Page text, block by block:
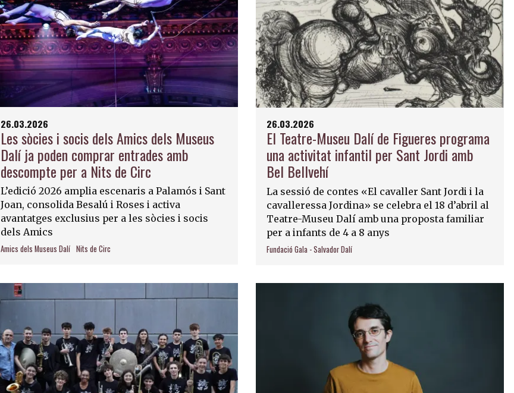
26.03.2026
Les sòcies i socis dels Amics dels Museus
Dalí ja poden comprar entrades amb
descompte per a Nits de Circ
L’edició 2026 amplia escenaris a Palamós i Sant
Joan, consolida Besalú i Roses i activa
avantatges exclusius per a les sòcies i socis
dels Amics
Amics dels Museus Dalí Nits de Circ
26.03.2026
El Teatre-Museu Dalí de Figueres programa
una activitat infantil per Sant Jordi amb
Bel Bellvehí
La sessió de contes «El cavaller Sant Jordi i la
cavalleressa Jordina» se celebra el 18 d’abril al
Teatre-Museu Dalí amb una proposta familiar
per a infants de 4 a 8 anys
Fundació Gala - Salvador Dalí